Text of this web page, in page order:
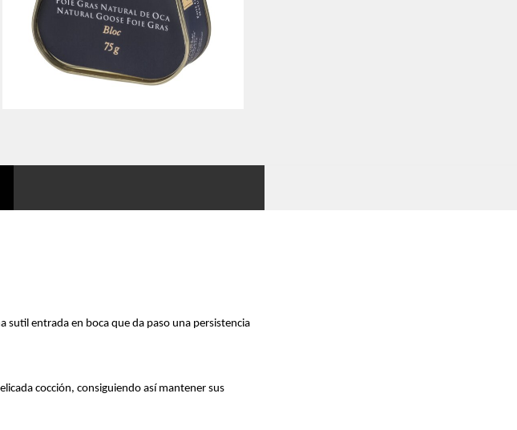
sutil entrada en boca que da paso una persistencia
cocción, consiguiendo así mantener sus